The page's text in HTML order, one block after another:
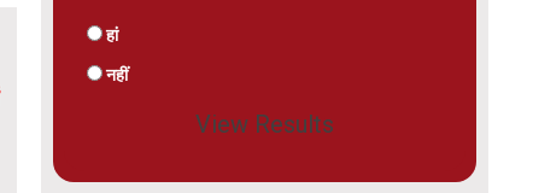
हां
नहीं
View Results